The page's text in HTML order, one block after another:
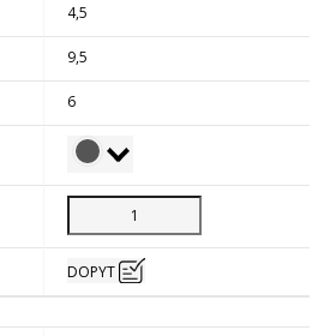
4,5
9,5
6
DOPYT